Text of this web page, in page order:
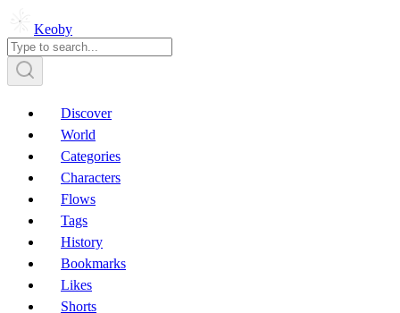
Keoby
Discover
World
Categories
Characters
Flows
Tags
History
Bookmarks
Likes
Shorts